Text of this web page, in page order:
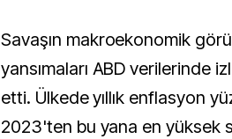
Savaşın makroekonomik
yansımaları ABD verilerinde
etti. Ülkede yıllık enflasyon
2023'ten bu yana en yüksek